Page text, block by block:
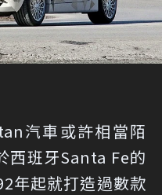
汽車或許相當陌
西班牙Santa Fe的
年起就打造過數款